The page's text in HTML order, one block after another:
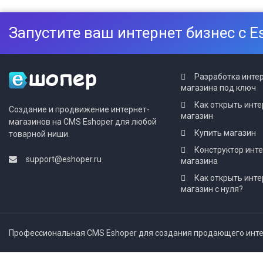
Запустите ваш интернет бизнес с
Создание и продвижение интернет-
магазинов на CMS Eshoper для любой
товарной ниши.
support@eshoper.ru
Разработка
магазина под ключ
Как открыть
магазин
Купить магазин
Конструктор
магазина
Как открыть
магазин с нуля?
Профессиональная CMS Eshoper для создания продающего